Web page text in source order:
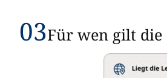
03Für wen gilt die